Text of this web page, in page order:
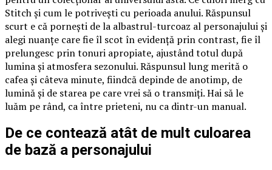
Stitch și cum le potrivești cu perioada anului. Răspunsul
scurt e că pornești de la albastrul-turcoaz al personajului și
alegi nuanțe care fie îl scot în evidență prin contrast, fie îl
prelungesc prin tonuri apropiate, ajustând totul după
lumina și atmosfera sezonului. Răspunsul lung merită o
cafea și câteva minute, fiindcă depinde de anotimp, de
lumină și de starea pe care vrei să o transmiți. Hai să le
luăm pe rând, ca între prieteni, nu ca dintr-un manual.
De ce contează atât de mult culoarea
de bază a personajului